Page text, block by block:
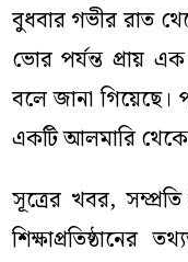
বুধবার গভীর রাত
ভোর পর্যন্ত প্রায়
বলে জানা গিয়েছে।
একটি আলমারি থেকে
সূত্রের খবর,